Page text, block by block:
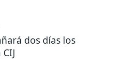
dos días los